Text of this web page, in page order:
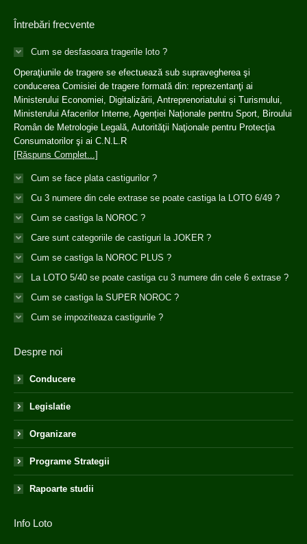
Întrebări frecvente
Cum se desfasoara tragerile loto ?
Operaţiunile de tragere se efectuează sub supravegherea şi
conducerea Comisiei de tragere formată din: reprezentanţi ai
Ministerului Economiei, Digitalizării, Antreprenoriatului și Turismului,
Ministerului Afacerilor Interne, Agenției Naționale pentru Sport, Biroului
Român de Metrologie Legală, Autorităţii Naţionale pentru Protecţia
Consumatorilor şi ai C.N.L.R
[Răspuns Complet...]
Cum se face plata castigurilor ?
Cu 3 numere din cele extrase se poate castiga la LOTO 6/49 ?
Cum se castiga la NOROC ?
Care sunt categoriile de castiguri la JOKER ?
Cum se castiga la NOROC PLUS ?
La LOTO 5/40 se poate castiga cu 3 numere din cele 6 extrase ?
Cum se castiga la SUPER NOROC ?
Cum se impoziteaza castigurile ?
Despre noi
Conducere
Legislatie
Organizare
Programe Strategii
Rapoarte studii
Info Loto